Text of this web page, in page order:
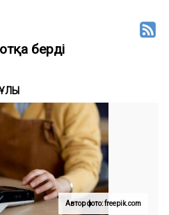
берді
Автор фото: freepik.com